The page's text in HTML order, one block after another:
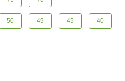
50 49 45 40